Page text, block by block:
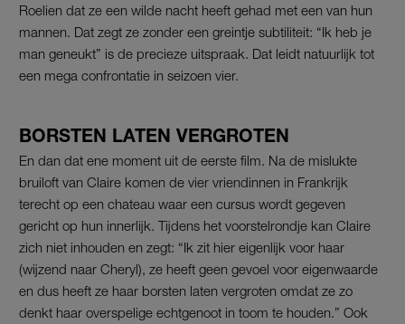
Roelien dat ze een wilde nacht heeft gehad met een van hun
mannen. Dat zegt ze zonder een greintje subtiliteit: “Ik heb je
man geneukt” is de precieze uitspraak. Dat leidt natuurlijk tot
een mega confrontatie in seizoen vier.
BORSTEN LATEN VERGROTEN
En dan dat ene moment uit de eerste film. Na de mislukte
bruiloft van Claire komen de vier vriendinnen in Frankrijk
terecht op een chateau waar een cursus wordt gegeven
gericht op hun innerlijk. Tijdens het voorstelrondje kan Claire
zich niet inhouden en zegt: “Ik zit hier eigenlijk voor haar
(wijzend naar Cheryl), ze heeft geen gevoel voor eigenwaarde
en dus heeft ze haar borsten laten vergroten omdat ze zo
denkt haar overspelige echtgenoot in toom te houden.” Ook